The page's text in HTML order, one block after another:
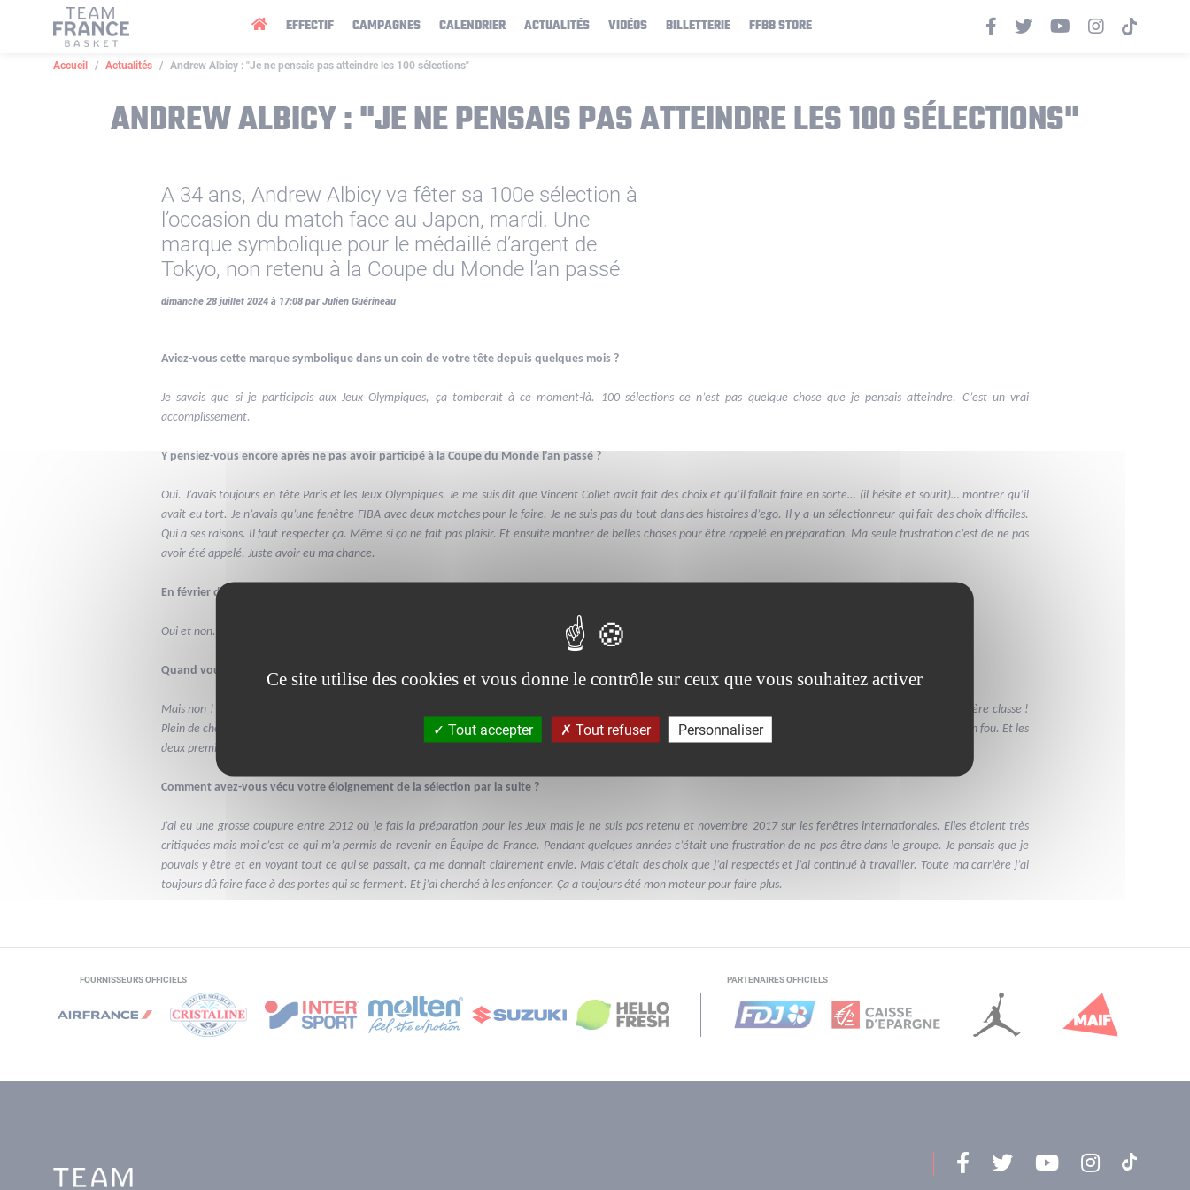
EFFECTIF CAMPAGNES CALENDRIER ACTUALITÉS VIDÉOS BILLETTERIE FFBB STORE
Accueil Actualités Andrew Albicy : "Je ne pensais pas atteindre les 100 sélections"
ANDREW ALBICY : "JE NE PENSAIS PAS ATTEINDRE LES 100 SÉLECTIONS"
A 34 ans, Andrew Albicy va fêter sa 100e sélection à
l’occasion du match face au Japon, mardi. Une
marque symbolique pour le médaillé d’argent de
Tokyo, non retenu à la Coupe du Monde l’an passé
dimanche 28 juillet 2024 à 17:08 par Julien Guérineau
Aviez-vous cette marque symbolique dans un coin de votre tête depuis quelques mois ?
Je savais que si je participais aux Jeux Olympiques, ça tomberait à ce moment-là. 100 sélections ce n’est pas quelque chose que je pensais atteindre. C’est un vrai
accomplissement.
Y pensiez-vous encore après ne pas avoir participé à la Coupe du Monde l’an passé ?
Oui. J’avais toujours en tête Paris et les Jeux Olympiques. Je me suis dit que Vincent Collet avait fait des choix et qu’il fallait faire en sorte… (il hésite et sourit)… montrer qu’il
avait eu tort. Je n’avais qu’une fenêtre FIBA avec deux matches pour le faire. Je ne suis pas du tout dans des histoires d’ego. Il y a un sélectionneur qui fait des choix difficiles.
Qui a ses raisons. Il faut respecter ça. Même si ça ne fait pas plaisir. Et ensuite montrer de belles choses pour être rappelé en préparation. Ma seule frustration c’est de ne pas
avoir été appelé. Juste avoir eu ma chance.
En février dernier, en Bosnie, missionné sur Dzanan Musa, étiez-vous conscient que c’était votre opportunité de marquer le coup ?
Oui et non. J’ai toujours fait ça ! Et j’aime ces défis. C’est ce qui me stimule. Mais c’est clair que je savais qu’il fallait faire bonne impression pour être pris aux JO.
Quand vous intégrez les Bleus à 20 ans, après avoir remporté l’Euro U20 et avoir été MVP, aviez-vous le sentiment qu’il s’agissait d’une suite logique ?
Mais non !
J’étais tellement inconscient. Je suis arrivé après l’Euro U20 directement sur la tournée aux États-Unis. C’est la première fois que je voyageais en première classe !
Plein de choses étaient nouvelles pour moi. C’était un apprentissage et une surprise. Je savourais tous les instants même si je ne jouais pas toujours. J’étais comme un fou. Et les
deux premières années j’ai eu la chance de côtoyer des Tony Parker, Boris Diaw, Florent Pietrus. Donc j’apprenais beaucoup.
Comment avez-vous vécu votre éloignement de la sélection par la suite ?
J’ai eu une grosse coupure entre 2012 où je fais la préparation pour les Jeux mais je ne suis pas retenu et novembre 2017 sur les fenêtres internationales. Elles étaient très
critiquées mais moi c’est ce qui m’a permis de revenir en Équipe de France. Pendant quelques années c’était une frustration de ne pas être dans le groupe. Je pensais que je
pouvais y être et en voyant tout ce qui se passait, ça me donnait clairement envie. Mais c’était des choix que j’ai respectés et j’ai continué à travailler. Toute ma carrière j’ai
toujours dû faire face à des portes qui se ferment. Et j’ai cherché à les enfoncer. Ça a toujours été mon moteur pour faire plus.
FOURNISSEURS OFFICIELS PARTENAIRES OFFICIELS
Panneau de gestion des cookies
Ce site utilise des cookies et vous donne le contrôle sur ceux que vous souhaitez activer
Tout accepter Tout refuser Personnaliser